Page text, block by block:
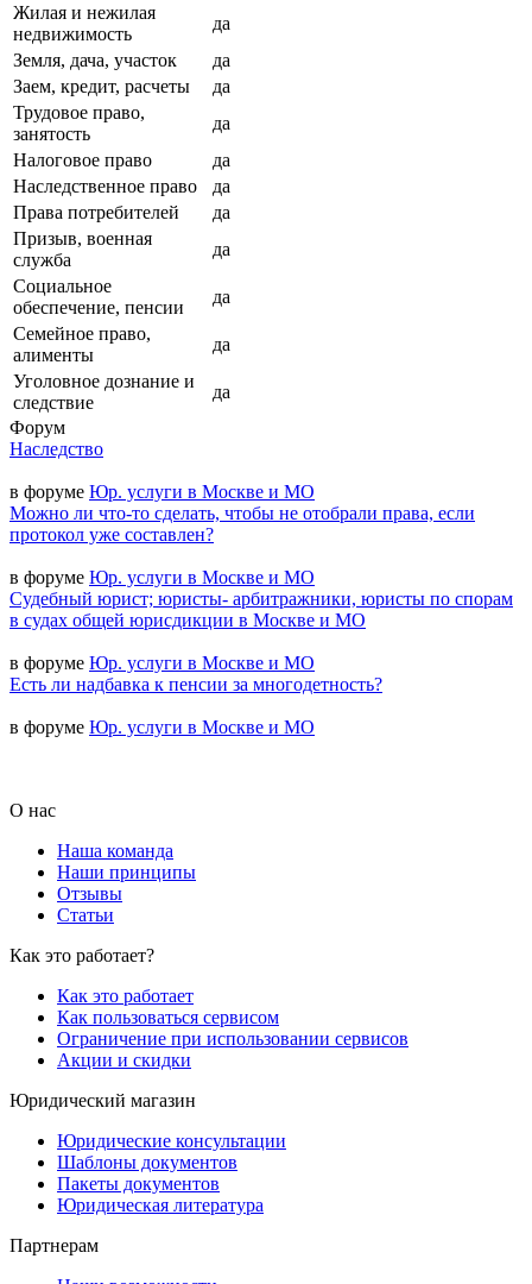
Жилая и нежилая
недвижимость
да
Земля, дача, участок
да
Заем, кредит, расчеты
да
Трудовое право,
занятость
да
Налоговое право
да
Наследственное право
да
Права потребителей
да
Призыв, военная
служба
да
Социальное
обеспечение, пенсии
да
Семейное право,
алименты
да
Уголовное дознание и
следствие
да
Форум
Наследство
в форуме Юр. услуги в Москве и МО
Можно ли что-то сделать, чтобы не отобрали права, если
протокол уже составлен?
в форуме Юр. услуги в Москве и МО
Судебный юрист; юристы- арбитражники, юристы по спорам
в судах общей юрисдикции в Москве и МО
в форуме Юр. услуги в Москве и МО
Есть ли надбавка к пенсии за многодетность?
в форуме Юр. услуги в Москве и МО
О нас
Наша команда
Наши принципы
Отзывы
Статьи
Как это работает?
Как это работает
Как пользоваться сервисом
Ограничение при использовании сервисов
Акции и скидки
Юридический магазин
Юридические консультации
Шаблоны документов
Пакеты документов
Юридическая литература
Партнерам